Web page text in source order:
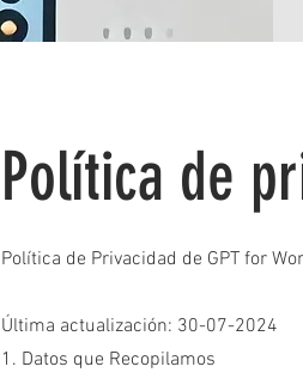
Política de
Política de Privacidad de GPT for
Última actualización: 30-07-2024
1. Datos que Recopilamos